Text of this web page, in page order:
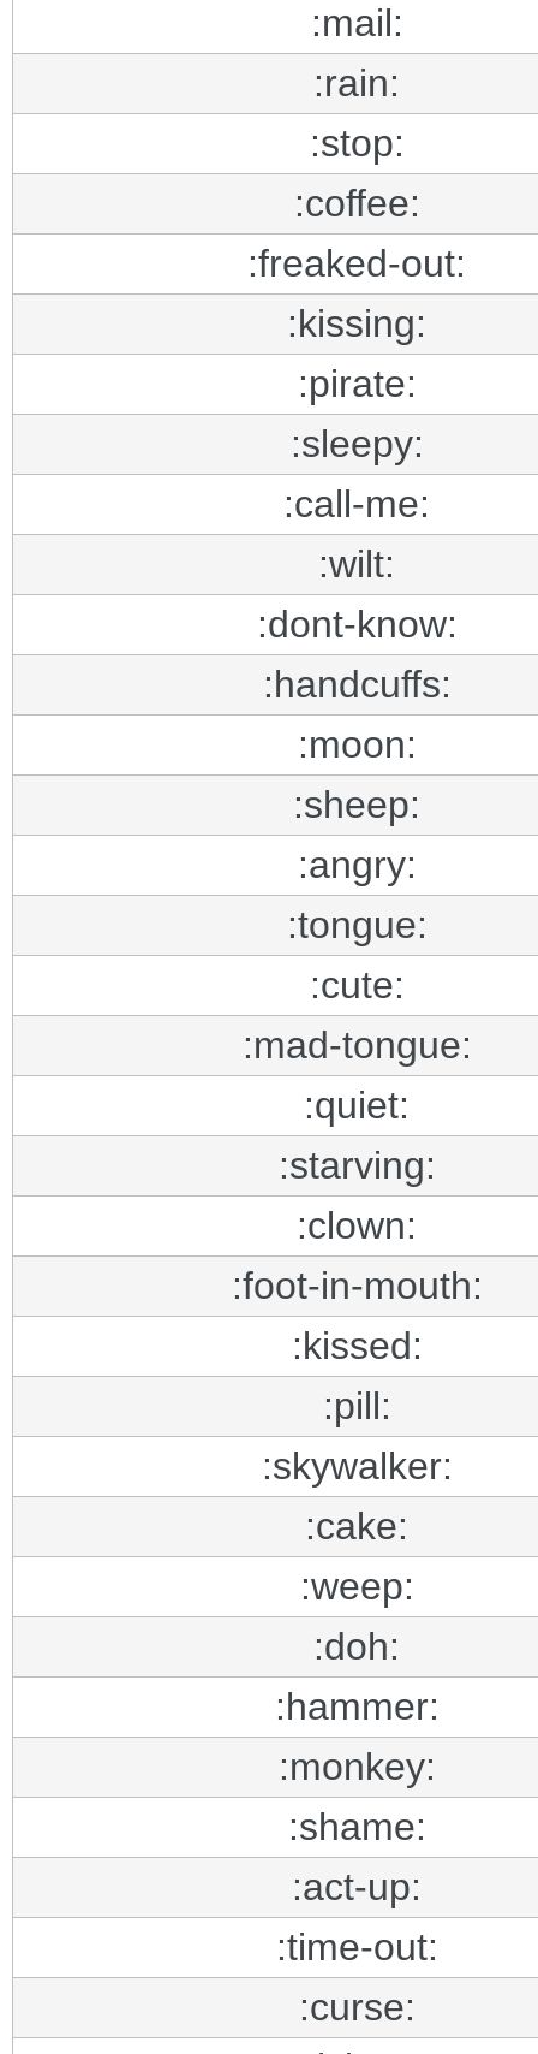
:mail:
:rain:
:stop:
:coffee:
:freaked-out:
:kissing:
:pirate:
:sleepy:
:call-me:
:wilt:
:dont-know:
:handcuffs:
:moon:
:sheep:
:angry:
:tongue:
:cute:
:mad-tongue:
:quiet:
:starving:
:clown:
:foot-in-mouth:
:kissed:
:pill:
:skywalker:
:cake:
:weep:
:doh:
:hammer:
:monkey:
:shame:
:act-up:
:time-out:
:curse: